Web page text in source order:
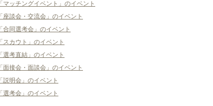
「マッチングイベント」のイベント
「座談会・交流会」のイベント
「合同選考会」のイベント
「スカウト」のイベント
「選考直結」のイベント
「面接会・面談会」のイベント
「説明会」のイベント
「選考会」のイベント